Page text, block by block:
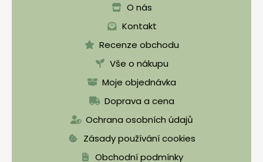
O nás
Kontakt
Recenze obchodu
Vše o nákupu
Moje objednávka
Doprava a cena
Ochrana osobních údajů
Zásady používání cookies
Obchodní podmínky